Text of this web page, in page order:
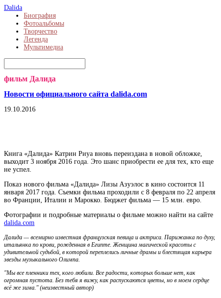
Dalida
Биография
Фотоальбомы
Творчество
Легенда
Мультимедиа
фильм Далида
Новости официального сайта dalida.com
19.10.2016
Книга «Далида» Катрин Риуа вновь переиздана в новой обложке,
выходит 3 ноября 2016 года. Это шанс приобрести ее для тех, кто еще
не успел.
Показ нового фильма «Далида» Лизы Азуэлос в кино состоится 11
января 2017 года. Съемки фильма проходили с 8 февраля по 22 апреля
во Франции, Италии и Марокко. Бюджет фильма — 15 млн. евро.
Фотографии и подробные материалы о фильме можно найти на сайте
dalida.com
Далида — всемирно известная французская певица и актриса. Парижанка по духу,
итальянка по крови, рожденная в Египте. Женщина магической красоты с
удивительной судьбой, в которой переплелись личные драмы и блестящая карьера
звезды музыкального Олимпа.
"Мы все пленники тех, кого любили. Все радости, которых больше нет, как
огромная пустота. Без тебя я вижу, как распускаются цветы, но в моем сердце
всё же зима." (неизвестный автор)